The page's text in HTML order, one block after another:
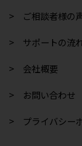
> ご相談者様の
> サポートの流
> 会社概要
> お問い合わせ
> プライバシー